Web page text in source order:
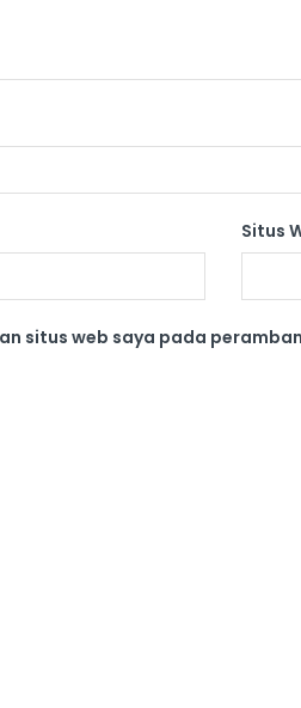
Situs
situs web saya pada